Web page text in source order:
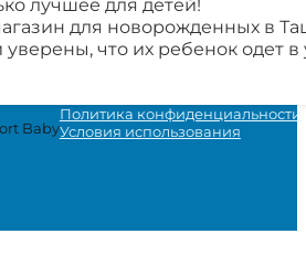
для новорожденных в
что их ребенок одет
Baby
Политика конфиденциальности
Условия использования